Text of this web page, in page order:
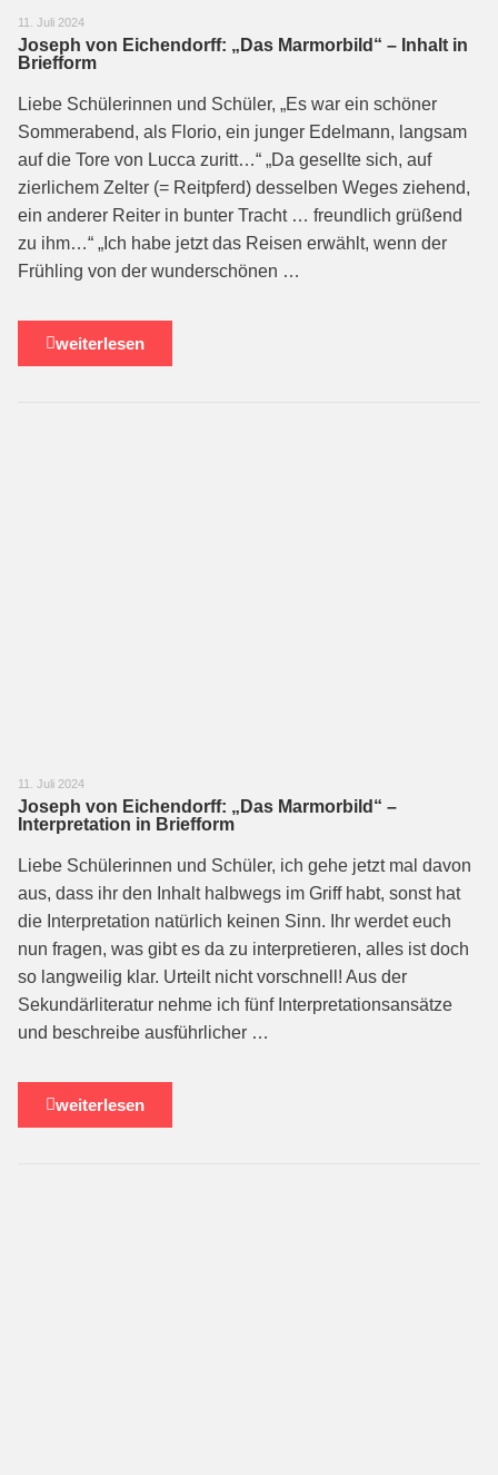
11. Juli 2024
Joseph von Eichendorff: „Das Marmorbild“ – Inhalt in
Briefform
Liebe Schülerinnen und Schüler, „Es war ein schöner
Sommerabend, als Florio, ein junger Edelmann, langsam
auf die Tore von Lucca zuritt…“ „Da gesellte sich, auf
zierlichem Zelter (= Reitpferd) desselben Weges ziehend,
ein anderer Reiter in bunter Tracht … freundlich grüßend
zu ihm…“ „Ich habe jetzt das Reisen erwählt, wenn der
Frühling von der wunderschönen …
weiterlesen
11. Juli 2024
Joseph von Eichendorff: „Das Marmorbild“ –
Interpretation in Briefform
Liebe Schülerinnen und Schüler, ich gehe jetzt mal davon
aus, dass ihr den Inhalt halbwegs im Griff habt, sonst hat
die Interpretation natürlich keinen Sinn. Ihr werdet euch
nun fragen, was gibt es da zu interpretieren, alles ist doch
so langweilig klar. Urteilt nicht vorschnell! Aus der
Sekundärliteratur nehme ich fünf Interpretationsansätze
und beschreibe ausführlicher …
weiterlesen